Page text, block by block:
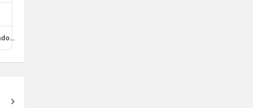
Sportivo San Salvador (San Salvador)